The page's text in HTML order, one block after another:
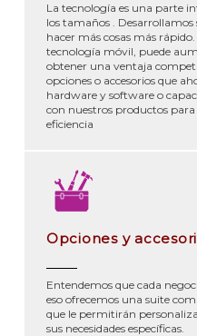
La tecnología es una parte
los tamaños .
hacer más cosas más
tecnología móvil, puede
obtener una ventaja
opciones o accesorios que
hardware y software o
con nuestros productos
eficiencia
Opciones y
Entendemos que cada
eso ofrecemos una suite
que le permitirán
sus necesidades específicas.